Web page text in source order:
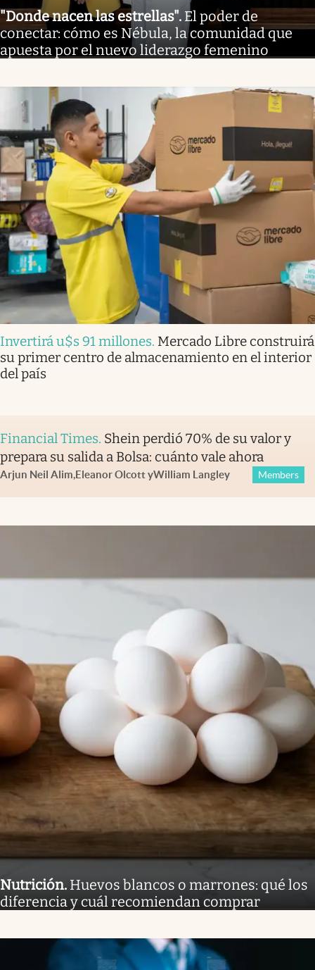
"Donde nacen las estrellas". El poder de
conectar: cómo es Nébula, la comunidad que
apuesta por el nuevo liderazgo femenino
Invertirá u$s 91 millones. Mercado Libre construirá
su primer centro de almacenamiento en el interior
del país
Financial Times. Shein perdió 70% de su valor y
prepara su salida a Bolsa: cuánto vale ahora
Arjun Neil Alim,Eleanor OlcottyWilliam Langley Members
Nutrición. Huevos blancos o marrones: qué los
diferencia y cuál recomiendan comprar